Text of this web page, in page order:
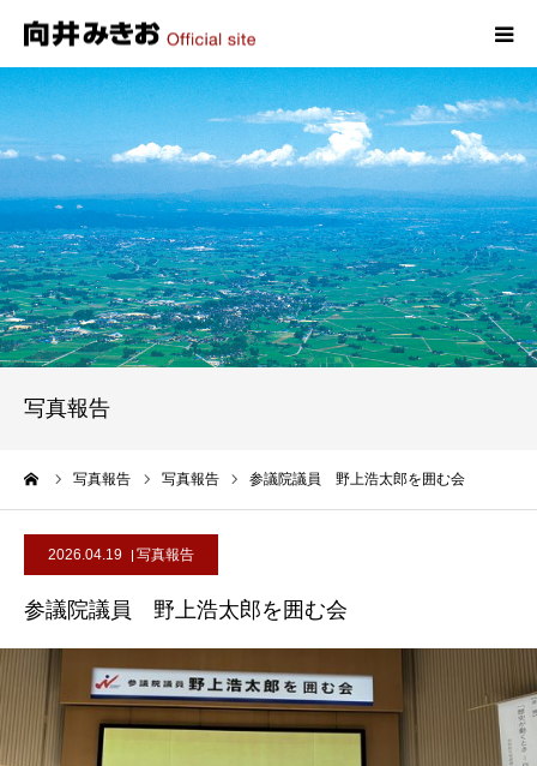
写真報告
写真報告 写真報告 参議院議員 野上浩太郎を囲む会
2026.04.19 写真報告
参議院議員 野上浩太郎を囲む会
HOME
プロフィール
政策
活動報告